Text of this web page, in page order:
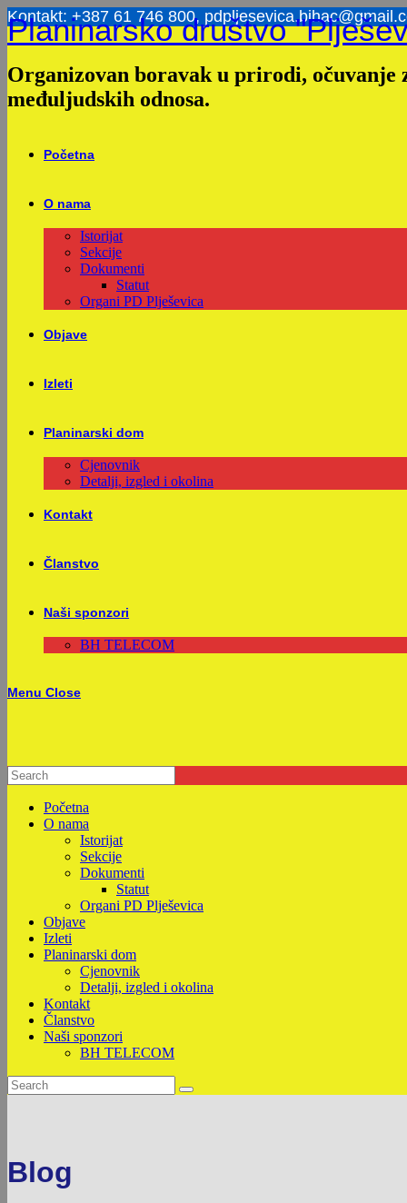
Skip
to
content
Kontakt: +387 61 746 800,
Planinarsko društvo
Organizovan boravak u prirodi,
međuljudskih odnosa.
Početna
O nama
Istorijat
Sekcije
Dokumenti
Statut
Organi PD Plješevica
Objave
Izleti
Planinarski dom
Cjenovnik
Detalji, izgled i okolina
Kontakt
Članstvo
Naši sponzori
BH TELECOM
Menu Close
Početna
O nama
Istorijat
Sekcije
Dokumenti
Statut
Organi PD Plješevica
Objave
Izleti
Planinarski dom
Cjenovnik
Detalji, izgled i okolina
Kontakt
Članstvo
Naši sponzori
BH TELECOM
Blog